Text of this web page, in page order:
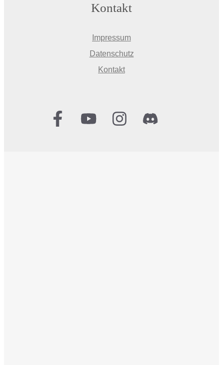
Kontakt
Impressum
Datenschutz
Kontakt